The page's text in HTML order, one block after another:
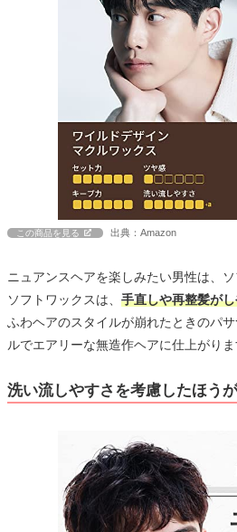
この商品を見る 出典：Amazon
ニュアンスヘアを楽しみたい男性は、ソ
ソフトワックスは、 手直しや再整髪が
ふわヘアのスタイルが崩れたときのパ
ルでエアリーな無造作ヘアに仕上がりま
洗い流しやすさを考慮したほう